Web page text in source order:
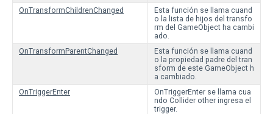
OnTransformChildrenChanged
Esta función se llama cuand
o la lista de hijos del transfo
rm del GameObject ha cambi
ado.
OnTransformParentChanged
Esta función se llama cuand
o la propiedad padre del tran
sform de este GameObject h
a cambiado.
OnTriggerEnter
OnTriggerEnter se llama cua
ndo Collider other ingresa el
trigger.